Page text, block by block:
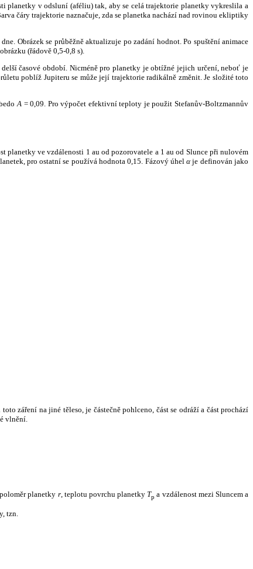
planetky v odsluní (aféliu) tak, aby se celá trajektorie planetky vykreslila a
čáry trajektorie naznačuje, zda se planetka nachází nad rovinou ekliptiky
Obrázek se průběžně aktualizuje po zadání hodnot. Po spuštění animace
(řádově 0,5-0,8 s).
časové období. Nicméně pro planetky je obtížné jejich určení, neboť je
poblíž Jupiteru se může její trajektorie radikálně změnit. Je složité toto
A = 0,09. Pro výpočet efektivní teploty je použit Stefanův-Boltzmannův
ve vzdálenosti 1 au od pozorovatele a 1 au od Slunce při nulovém
pro ostatní se používá hodnota 0,15. Fázový úhelα je definován jako
záření na jiné těleso, je částečně pohlceno, část se odráží a část prochází
vlnění.
planetky r, teplotu povrchu planetky Tp a vzdálenost mezi Sluncem a
tzn.